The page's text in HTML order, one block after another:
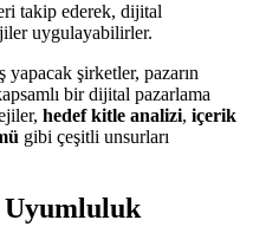
takip ederek, dijital
uygulayabilirler.
şirketler, pazarın
bir dijital pazarlama
hedef kitle analizi, içerik
gibi çeşitli unsurları